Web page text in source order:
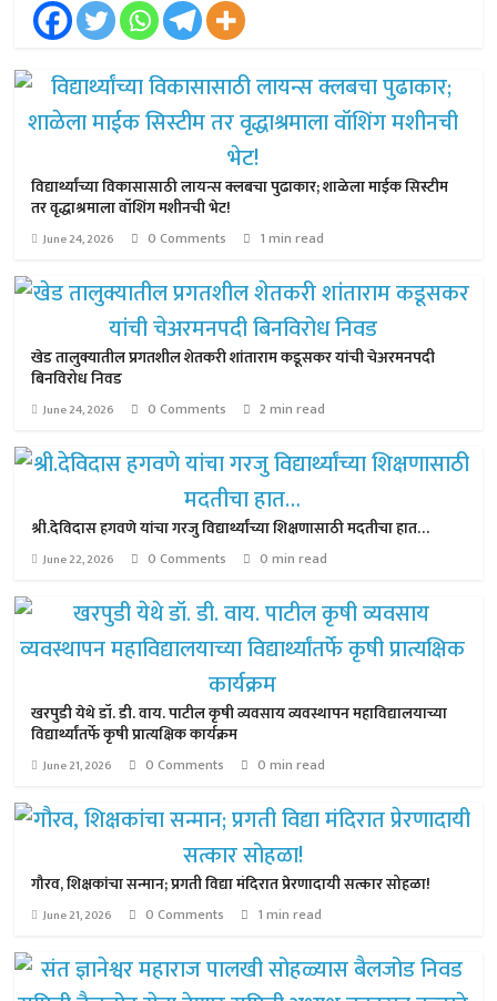
विद्यार्थ्यांच्या विकासासाठी लायन्स क्लबचा पुढाकार; शाळेला माईक सिस्टीम
तर वृद्धाश्रमाला वॉशिंग मशीनची भेट!
June 24, 2026 0 Comments 1 min read
खेड तालुक्यातील प्रगतशील शेतकरी शांताराम कडूसकर यांची चेअरमनपदी
बिनविरोध निवड
June 24, 2026 0 Comments 2 min read
श्री.देविदास हगवणे यांचा गरजु विद्यार्थ्यांच्या शिक्षणासाठी मदतीचा हात…
June 22, 2026 0 Comments 0 min read
खरपुडी येथे डॉ. डी. वाय. पाटील कृषी व्यवसाय व्यवस्थापन महाविद्यालयाच्या
विद्यार्थ्यांतर्फे कृषी प्रात्यक्षिक कार्यक्रम
June 21, 2026 0 Comments 0 min read
गौरव, शिक्षकांचा सन्मान; प्रगती विद्या मंदिरात प्रेरणादायी सत्कार सोहळा!
June 21, 2026 0 Comments 1 min read